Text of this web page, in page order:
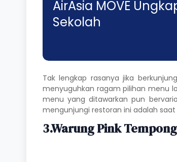
AirAsia MOVE
Sekolah
Tak lengkap rasanya jika
menyuguhkan ragam pilihan menu
menu yang ditawarkan pun
mengunjungi restoran ini adalah
3.Warung Pink Tempong